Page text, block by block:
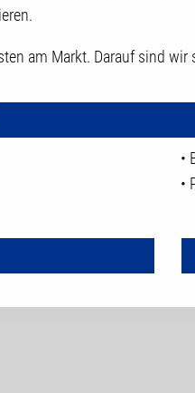
am Markt. Darauf sind
•
•